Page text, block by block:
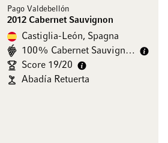
Pago Valdebellón
2012 Cabernet Sauvignon
Castiglia-León, Spagna
100% Cabernet Sauvignon
Score 19/20
Abadía Retuerta